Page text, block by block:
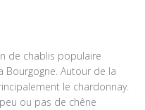
de chablis populaire
Bourgogne. Autour de la
le chardonnay.
ou pas de chêne